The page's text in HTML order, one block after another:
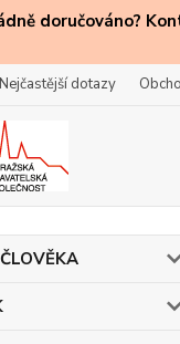
doručováno?
Nejčastější dotazy